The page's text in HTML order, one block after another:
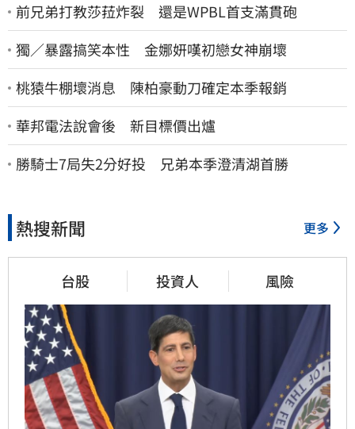
前兄弟打教莎菈炸裂 還是WPBL首支滿貫砲
獨／暴露搞笑本性 金娜妍嘆初戀女神崩壞
桃猿牛棚壞消息 陳柏豪動刀確定本季報銷
華邦電法說會後 新目標價出爐
勝騎士7局失2分好投 兄弟本季澄清湖首勝
熱搜新聞 更多
台股 投資人 風險